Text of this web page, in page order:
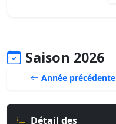
Saison 2026
Année précédente
Détail des